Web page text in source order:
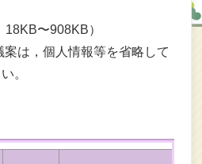
18KB〜908KB）
は，個人情報等を省略して
。